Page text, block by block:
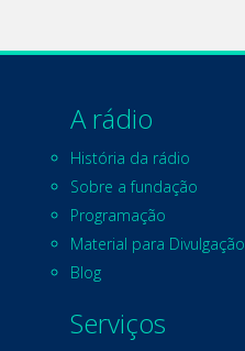
A rádio
História da rádio
Sobre a fundação
Programação
Material para Divulgação
Blog
Serviços